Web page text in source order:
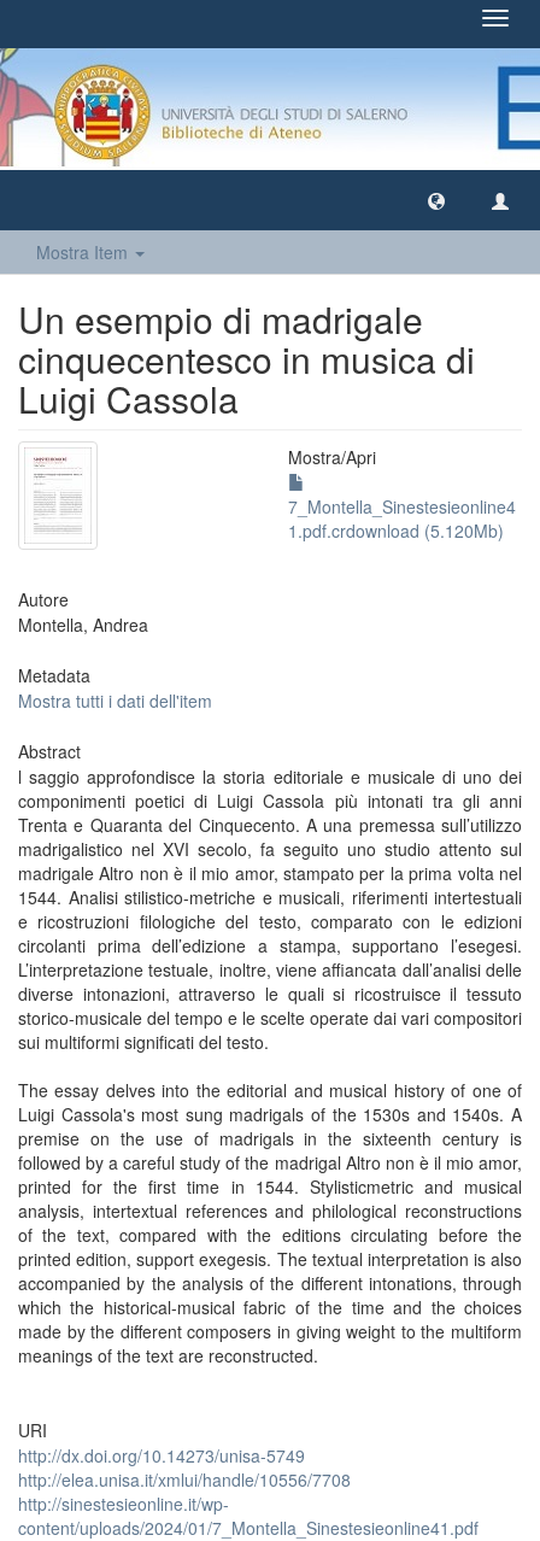
Mostra Item
Un esempio di madrigale
cinquecentesco in musica di
Luigi Cassola
Mostra/Apri
7_Montella_Sinestesieonline4
1.pdf.crdownload (5.120Mb)
Autore
Montella, Andrea
Metadata
Mostra tutti i dati dell'item
Abstract
l saggio approfondisce la storia editoriale e musicale di uno dei
componimenti poetici di Luigi Cassola più intonati tra gli anni
Trenta e Quaranta del Cinquecento. A una premessa sull’utilizzo
madrigalistico nel XVI secolo, fa seguito uno studio attento sul
madrigale Altro non è il mio amor, stampato per la prima volta nel
1544. Analisi stilistico-metriche e musicali, riferimenti intertestuali
e ricostruzioni filologiche del testo, comparato con le edizioni
circolanti prima dell’edizione a stampa, supportano l’esegesi.
L’interpretazione testuale, inoltre, viene affiancata dall’analisi delle
diverse intonazioni, attraverso le quali si ricostruisce il tessuto
storico-musicale del tempo e le scelte operate dai vari compositori
sui multiformi significati del testo.
The essay delves into the editorial and musical history of one of
Luigi Cassola's most sung madrigals of the 1530s and 1540s. A
premise on the use of madrigals in the sixteenth century is
followed by a careful study of the madrigal Altro non è il mio amor,
printed for the first time in 1544. Stylisticmetric and musical
analysis, intertextual references and philological reconstructions
of the text, compared with the editions circulating before the
printed edition, support exegesis. The textual interpretation is also
accompanied by the analysis of the different intonations, through
which the historical-musical fabric of the time and the choices
made by the different composers in giving weight to the multiform
meanings of the text are reconstructed.
URI
http://dx.doi.org/10.14273/unisa-5749
http://elea.unisa.it/xmlui/handle/10556/7708
http://sinestesieonline.it/wp-
content/uploads/2024/01/7_Montella_Sinestesieonline41.pdf